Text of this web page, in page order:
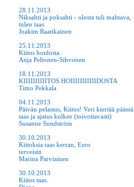
28.11.2013
Niksahti ja poksahti - olosta tuli mahtava,
tulen taas
Joakim Raatikainen
25.11.2013
Kiitos hoidosta.
Anja Peltonen-Sihvonen
18.11.2013
KIIIIIIIIIITOS HOIIIIIIIIIIIDOSTA
Timo Pekkala
04.11.2013
Päivän pelastus, Kiitos! Veri kiertää päässä
taas ja ajatus kulkee (toivottavasti)
Susanne Sundström
30.10.2013
Kiitoksia taas kerran, Eero
terveisin
Marina Parviainen
30.10.2013
Kiitos taas.